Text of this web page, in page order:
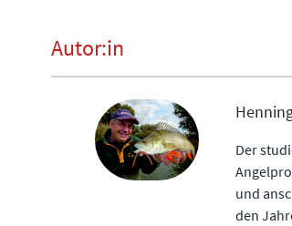
Autor:in
Der
und
den